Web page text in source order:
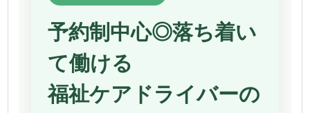
予約制中心◎落ち着い
て働ける
福祉ケアドライバーの